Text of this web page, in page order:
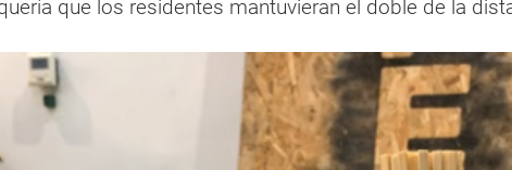
que los residentes mantuvieran el doble de la